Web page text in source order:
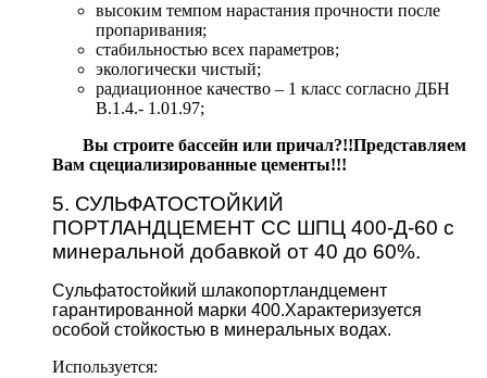
высоким темпом нарастания прочности после
пропаривания;
стабильностью всех параметров;
экологически чистый;
радиационное качество – 1 класс согласно ДБН
В.1.4.- 1.01.97;
Вы строите бассейн или причал?!!Представляем
Вам сцециализированные цементы!!!
5. СУЛЬФАТОСТОЙКИЙ
ПОРТЛАНДЦЕМЕНТ СС ШПЦ 400-Д-60 с
минеральной добавкой от 40 до 60%.
Сульфатостойкий шлакопортландцемент
гарантированной марки 400.Характеризуется
особой стойкостью в минеральных водах.
Используется: